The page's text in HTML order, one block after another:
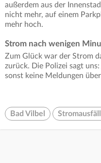
außerdem aus der
nicht mehr, auf einem
mehr hoch.
Strom nach wenigen
Zum Glück war der Strom
zurück. Die Polizei sagt
sonst keine Meldungen
Bad Vilbel